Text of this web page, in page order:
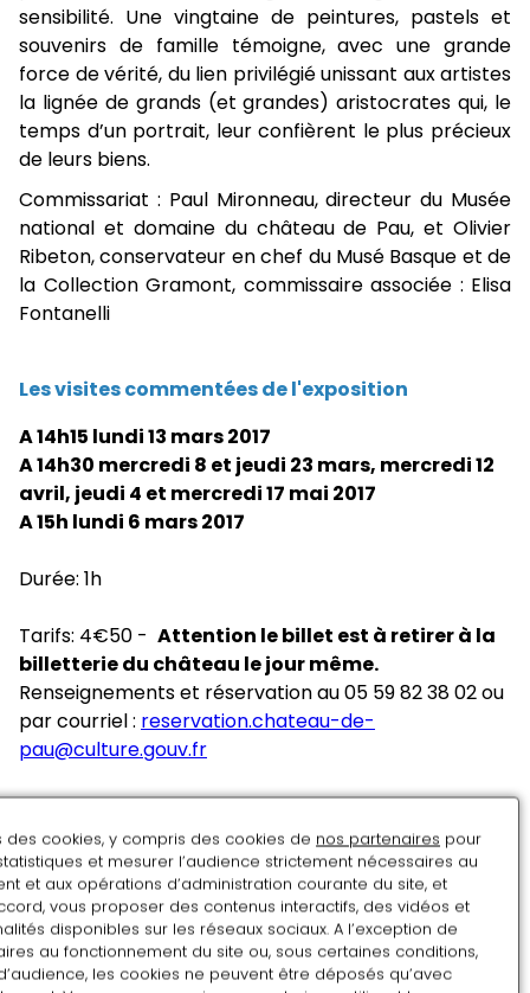
sensibilité. Une vingtaine de peintures, pastels et
souvenirs de famille témoigne, avec une grande
force de vérité, du lien privilégié unissant aux artistes
la lignée de grands (et grandes) aristocrates qui, le
temps d’un portrait, leur confièrent le plus précieux
de leurs biens.
Commissariat : Paul Mironneau, directeur du Musée
national et domaine du château de Pau, et Olivier
Ribeton, conservateur en chef du Musé Basque et de
la Collection Gramont, commissaire associée : Elisa
Fontanelli
Les visites commentées de l'exposition
A 14h15 lundi 13 mars 2017
A 14h30 mercredi 8 et jeudi 23 mars, mercredi 12
avril, jeudi 4 et mercredi 17 mai 2017
A 15h lundi 6 mars 2017
Durée: 1h
Tarifs: 4€50 - Attention le billet est à retirer à la
billetterie du château le jour même.
Renseignements et réservation au 05 59 82 38 02 ou
par courriel : reservation.chateau-de-
pau@culture.gouv.fr
Vacances de février
du 20 au 24 février et du 27 février au 3 mars 2017
à 14h30 pour les 6/10 ans et à 16h pour les 3/5 ans
des cookies, y compris des cookies de nos partenaires pour
et mesurer l’audience strictement nécessaires au
et aux opérations d’administration courante du site, et
vous proposer des contenus interactifs, des vidéos et
disponibles sur les réseaux sociaux. A l’exception de
au fonctionnement du site ou, sous certaines conditions,
les cookies ne peuvent être déposés qu’avec